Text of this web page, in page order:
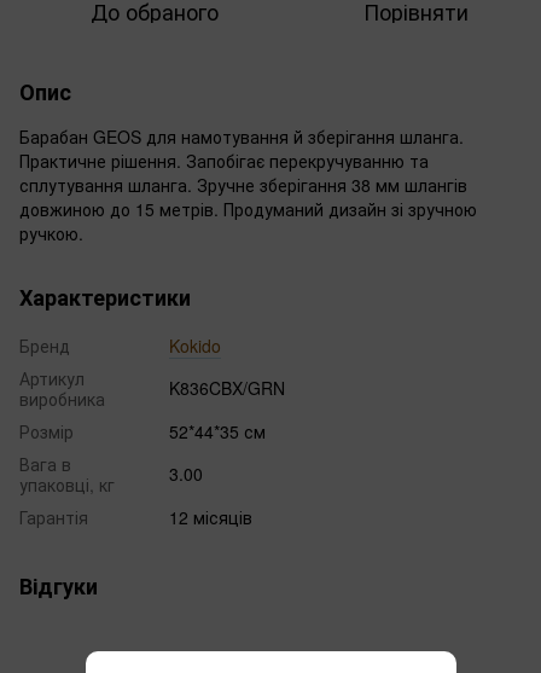
До обраного Порівняти
Опис
Барабан GEOS для намотування й зберігання шланга.
Практичне рішення. Запобігає перекручуванню та
сплутування шланга. Зручне зберігання 38 мм шлангів
довжиною до 15 метрів. Продуманий дизайн зі зручною
ручкою.
Характеристики
Бренд
Kokido
Артикул
виробника
K836CBX/GRN
Розмір
52*44*35 см
Вага в
упаковці, кг
3.00
Гарантія
12 місяців
Відгуки